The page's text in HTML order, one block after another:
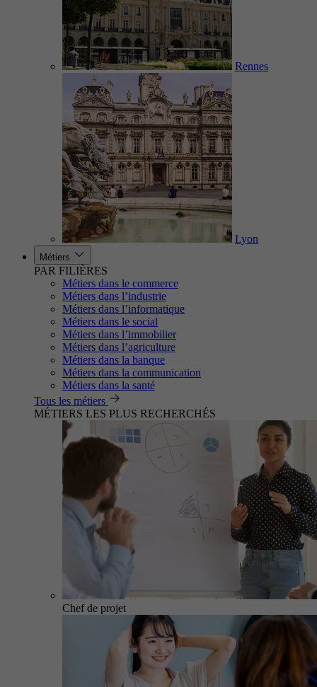
Rennes
Lyon
Métiers
PAR FILIÈRES
Métiers dans le commerce
Métiers dans l’industrie
Métiers dans l’informatique
Métiers dans le social
Métiers dans l’immobilier
Métiers dans l’agriculture
Métiers dans la banque
Métiers dans la communication
Métiers dans la santé
Tous les métiers
MÉTIERS LES PLUS RECHERCHÉS
Chef de projet